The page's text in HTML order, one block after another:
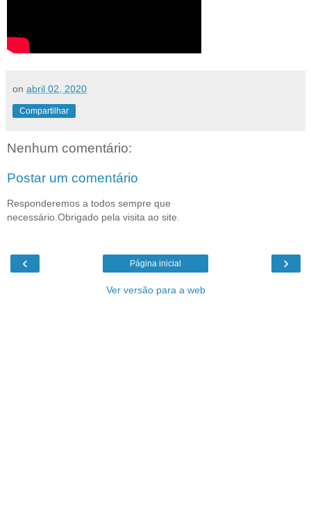
on abril 02, 2020
Compartilhar
Nenhum comentário:
Postar um comentário
Responderemos a todos sempre que
necessário.Obrigado pela visita ao site.
‹ ›
Página inicial
Ver versão para a web